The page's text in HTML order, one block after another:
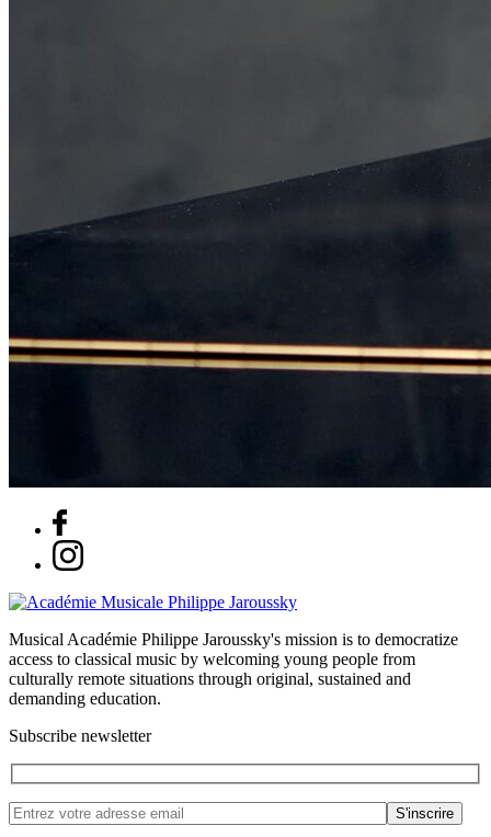
Musical Académie Philippe Jaroussky's mission is to democratize
access to classical music by welcoming young people from
culturally remote situations through original, sustained and
demanding education.
Subscribe newsletter